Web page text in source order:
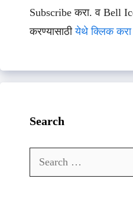
Subscribe करा. व Bell
करण्यासाठीयेथे क्लिक करा
Search
Search
for: